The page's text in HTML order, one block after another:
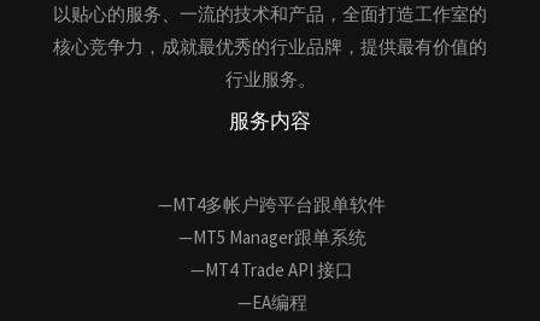
以贴心的服务、一流的技术和产品，全面打造工作室的
核心竞争力，成就最优秀的行业品牌，提供最有价值的
行业服务。
服务内容
—MT4多帐户跨平台跟单软件
—MT5 Manager跟单系统
—MT4 Trade API 接口
—EA编程